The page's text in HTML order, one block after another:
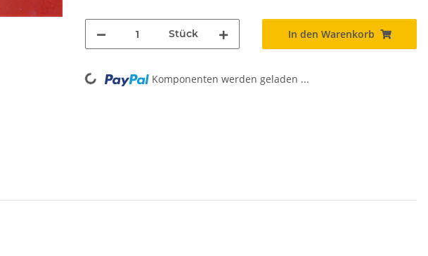
Stück In den Warenkorb
Loading... Komponenten werden geladen ...